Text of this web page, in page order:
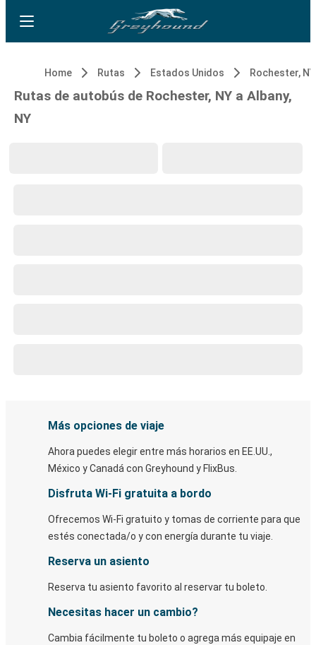
Home Rutas Estados Unidos Rochester, NY
Rutas de autobús de Rochester, NY a Albany,
NY
Más opciones de viaje
Ahora puedes elegir entre más horarios en EE.UU.,
México y Canadá con Greyhound y FlixBus.
Disfruta Wi-Fi gratuita a bordo
Ofrecemos Wi-Fi gratuito y tomas de corriente para que
estés conectada/o y con energía durante tu viaje.
Reserva un asiento
Reserva tu asiento favorito al reservar tu boleto.
Necesitas hacer un cambio?
Cambia fácilmente tu boleto o agrega más equipaje en